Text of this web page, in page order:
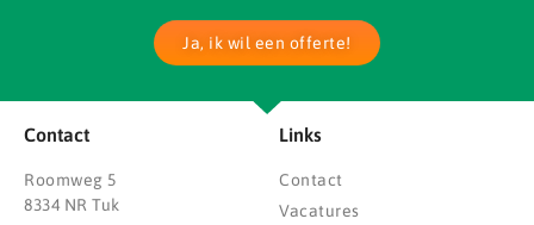
Ja, ik wil een offerte!
Contact
Roomweg 5
8334 NR Tuk
Links
Contact
Vacatures